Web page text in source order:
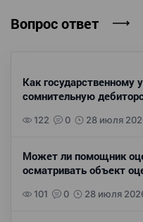
Вопрос ответ
Как государственному
сомнительную
122 0 28 июля
Может ли помощник
осматривать объект
101 0 28 июля